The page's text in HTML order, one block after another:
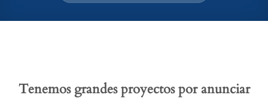
Tenemos grandes proyectos por anunciar